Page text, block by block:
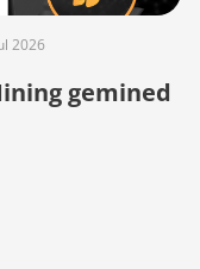
2026
gemined